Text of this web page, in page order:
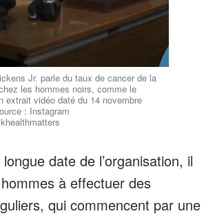
Jr. parle du taux de cancer de la
les hommes noirs, comme le
extrait vidéo daté du 14 novembre
: Instagram
date de l’organisation, il
à effectuer des
qui commencent par une